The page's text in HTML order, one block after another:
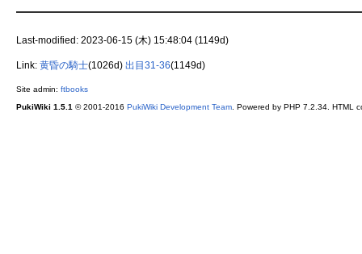
Last-modified: 2023-06-15 (木) 15:48:04 (1149d)
Link: 黄昏の騎士(1026d) 出目31-36(1149d)
Site admin: ftbooks
PukiWiki 1.5.1 © 2001-2016 PukiWiki Development Team. Powered by PHP 7.2.34. HTML